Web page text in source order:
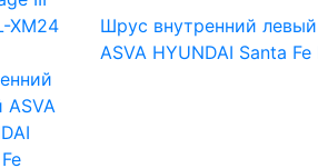
Шрус внутренний левый
ASVA HYUNDAI Santa Fe